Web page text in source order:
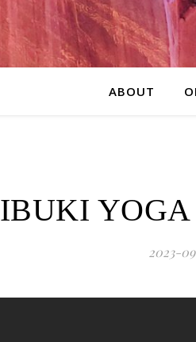
ABOUT
IBUKI YOGA
2023-